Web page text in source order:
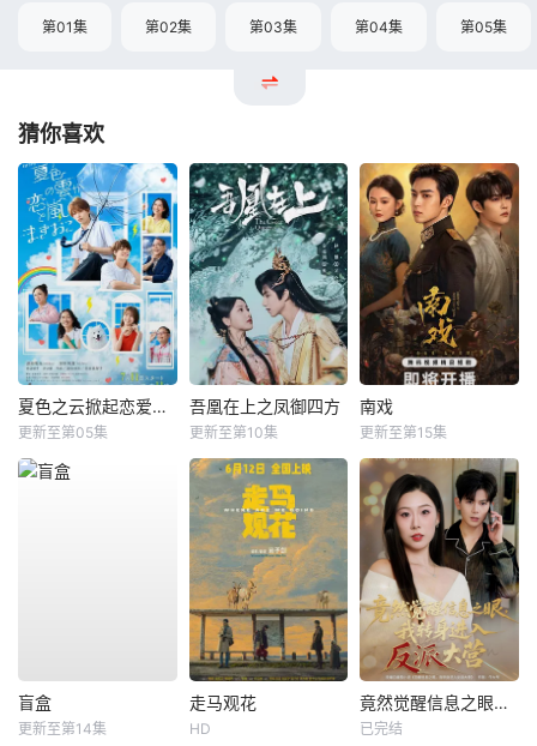
第01集 第02集 第03集 第04集 第05集
猜你喜欢
夏色之云掀起恋爱与风暴
更新至第05集
吾凰在上之凤御四方
更新至第10集
南戏
更新至第15集
盲盒
更新至第14集
走马观花
HD
竟然觉醒信息之眼，我转身进入反派大营
已完结